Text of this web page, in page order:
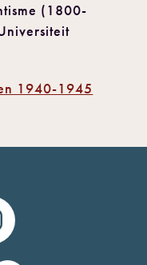
(1800-
1940-1945